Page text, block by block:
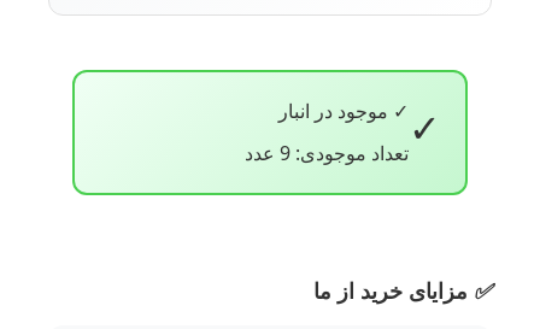
✓ ✓ موجود در انبار
تعداد موجودی: 9 عدد
✅ مزایای خرید از ما